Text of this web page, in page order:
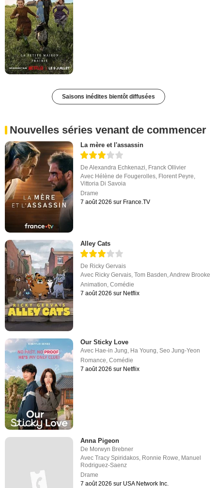
Saisons inédites bientôt diffusées
Nouvelles séries venant de commencer
La mère et l'assassin
DeAlexandra Echkenazi Franck Ollivier
Avec Hélène de Fougerolles Florent Peyre
Vittoria Di Savoia
Drame
7 août 2026 sur France.TV
Alley Cats
De Ricky Gervais
Avec Ricky Gervais,Tom Basden,Andrew Brooke
Animation,Comédie
7 août 2026 sur Netflix
Our Sticky Love
Avec Hae-in Jung, Ha Young,Seo Jung-Yeon
Romance,Comédie
7 août 2026 sur Netflix
Anna Pigeon
De Morwyn Brebner
AvecTracy Spiridakos, Ronnie Rowe, Manuel
Rodriguez-Saenz
Drame
7 août 2026 sur USA Network Inc.